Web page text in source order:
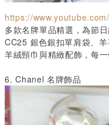
https://
多款名牌單品精選，為節
CC25 銀色銀扣單肩袋、
羊絨頸巾與精緻配飾，每
6. Chanel 名牌飾品